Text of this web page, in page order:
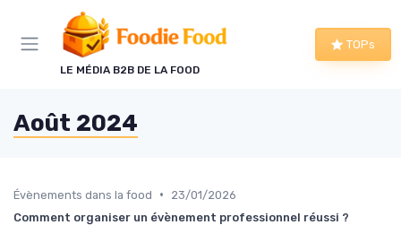
LE MÉDIA B2B DE LA FOOD
TOPs
Août 2024
Évènements dans la food •
23/01/2026
Comment organiser un évènement professionnel réussi ?
Panneau de gestion des cookies